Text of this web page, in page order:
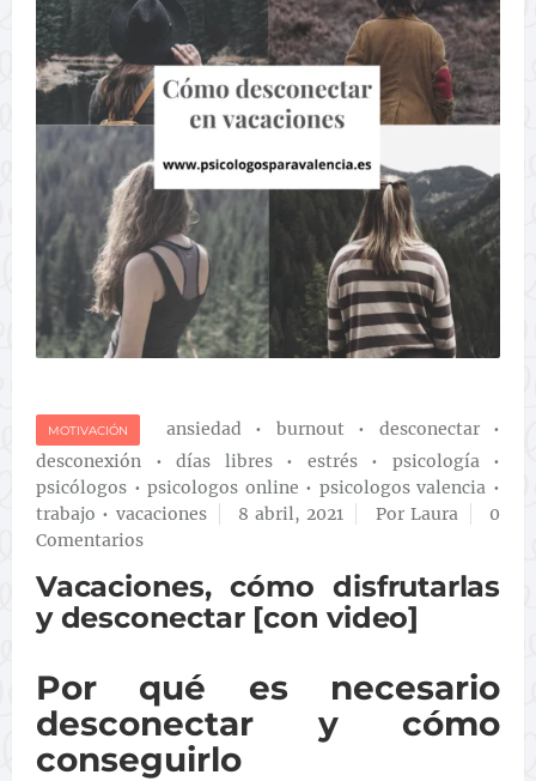
MOTIVACIÓN ansiedad • burnout• desconectar•
desconexión • días libres• estrés• psicología•
psicólogos •psicologos online • psicologos valencia •
trabajo • vacaciones 8 abril, 2021 Por Laura
0
Comentarios
Vacaciones, cómo disfrutarlas
y desconectar [con video]
Por qué es necesario
desconectar y cómo
conseguirlo